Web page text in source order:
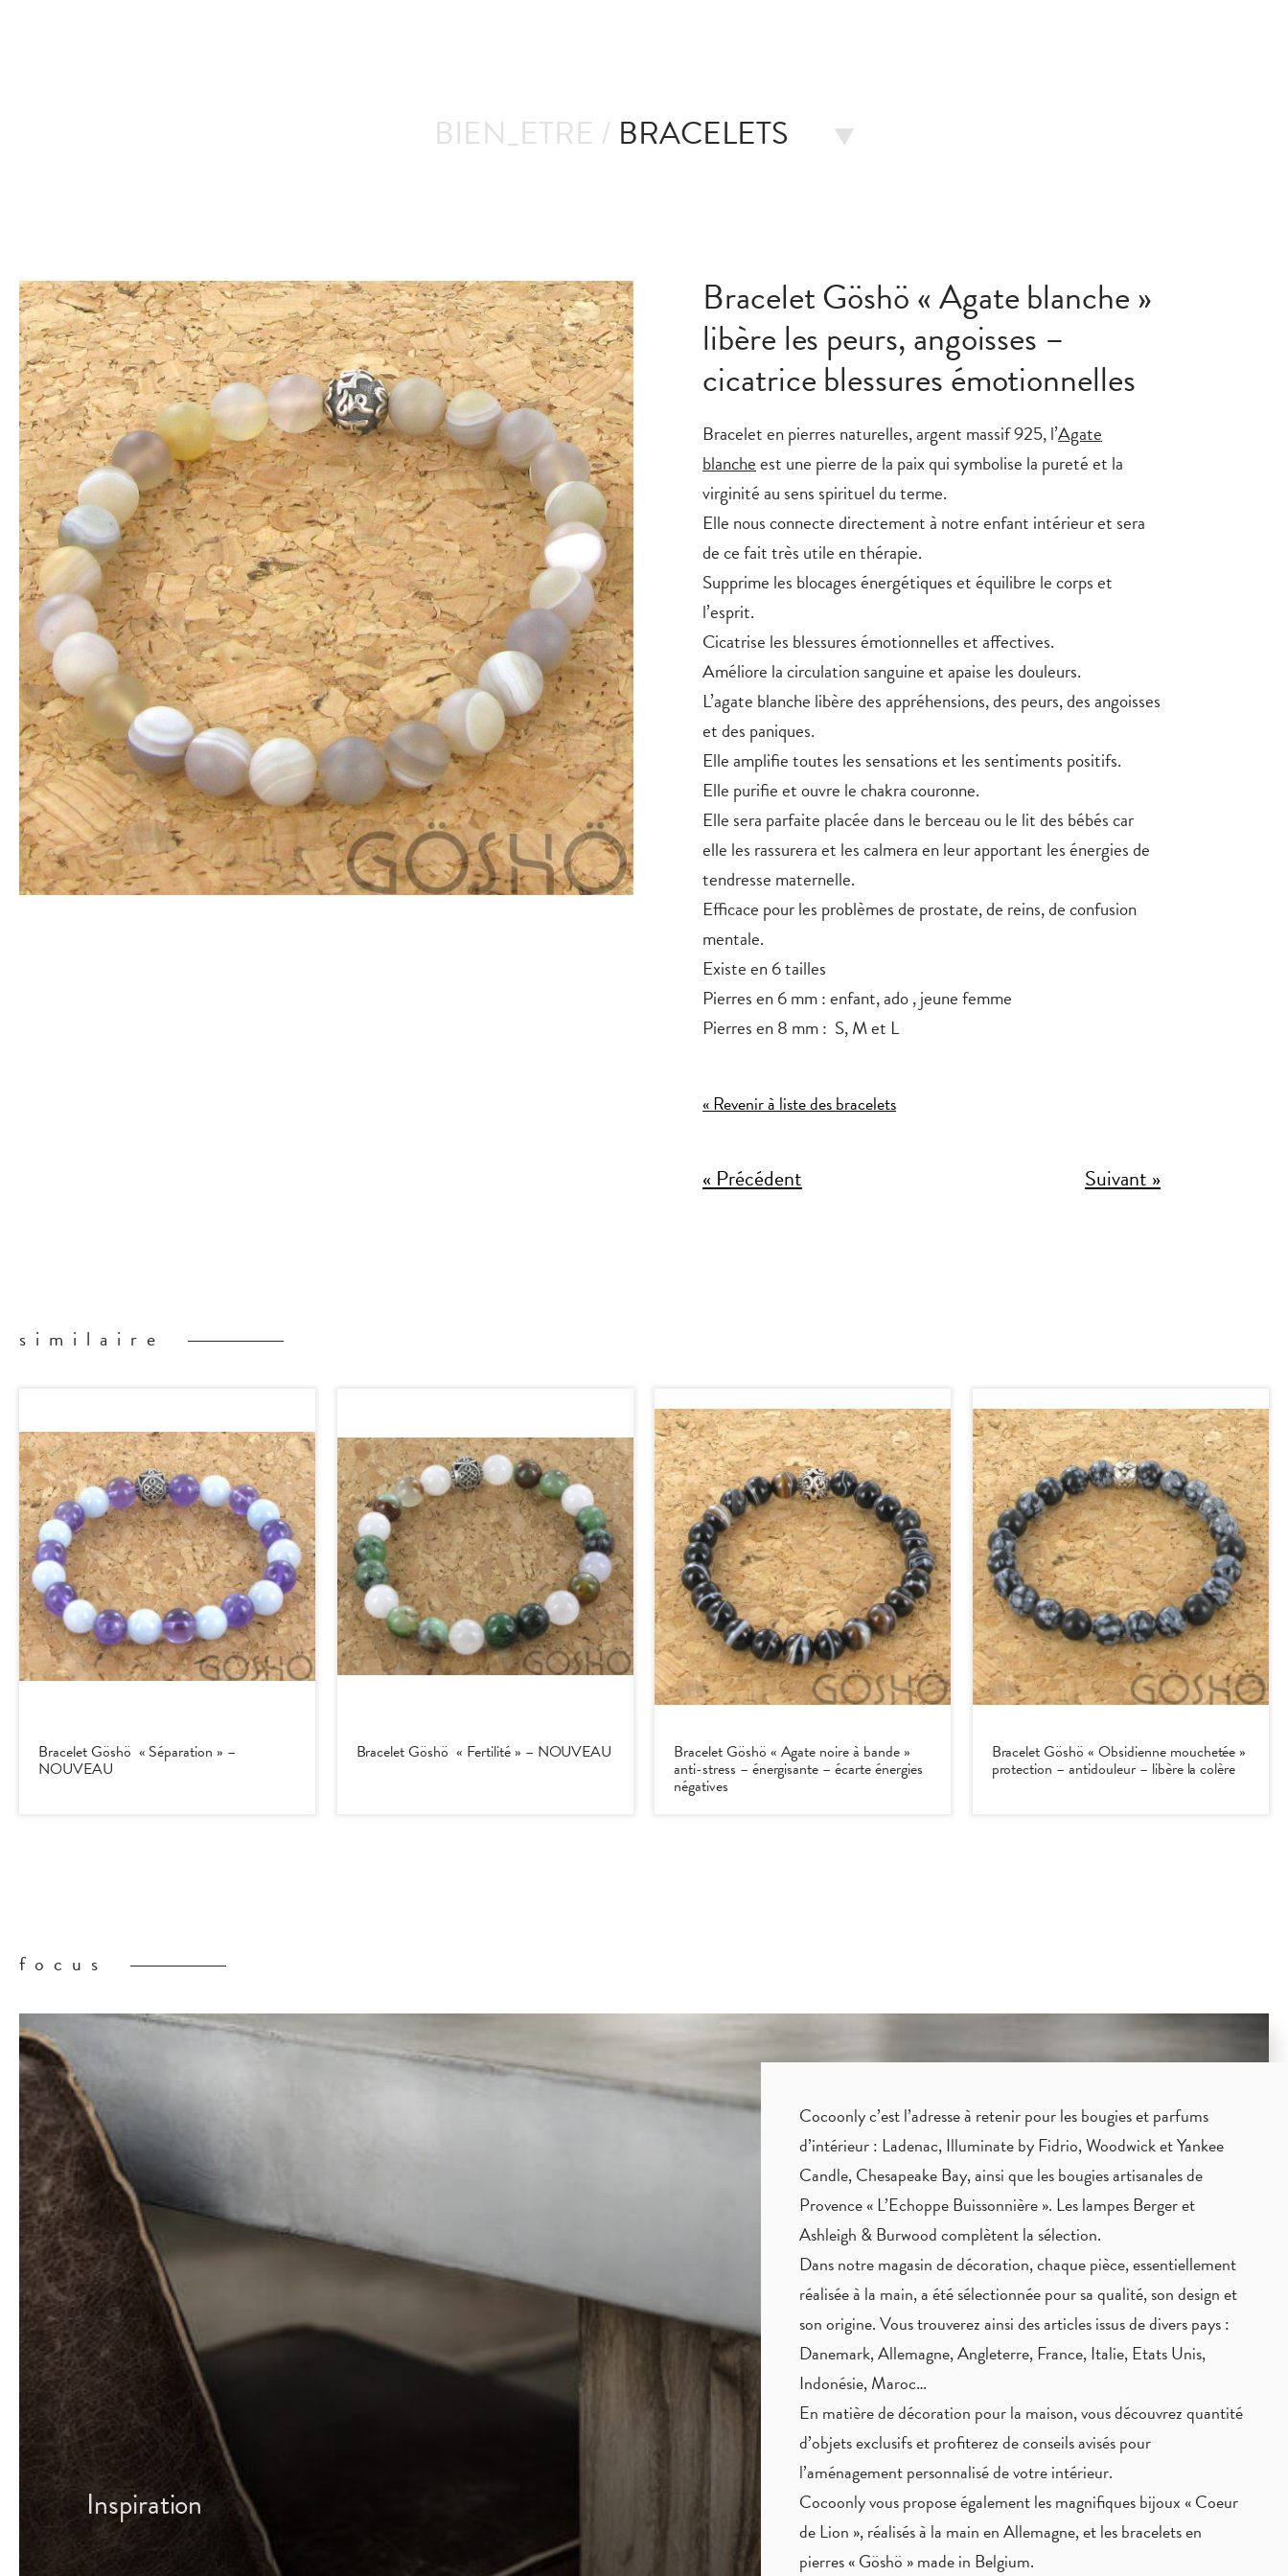
BIEN_ETRE / BRACELETS
Bracelet Göshö « Agate blanche »
libère les peurs, angoisses –
cicatrice blessures émotionnelles
Bracelet en pierres naturelles, argent massif 925, l’Agate
blancheest une pierre de la paix qui symbolise la pureté et la
virginité au sens spirituel du terme.
Elle nous connecte directement à notre enfant intérieur et sera
de ce fait très utile en thérapie.
Supprime les blocages énergétiques et équilibre le corps et
l’esprit.
Cicatrise les blessures émotionnelles et affectives.
Améliore la circulation sanguine et apaise les douleurs.
L’agate blanche libère des appréhensions, des peurs, des angoisses
et des paniques.
Elle amplifie toutes les sensations et les sentiments positifs.
Elle purifie et ouvre le chakra couronne.
Elle sera parfaite placée dans le berceau ou le lit des bébés car
elle les rassurera et les calmera en leur apportant les énergies de
tendresse maternelle.
Efficace pour les problèmes de prostate, de reins, de confusion
mentale.
Existe en 6 tailles
Pierres en 6 mm : enfant, ado , jeune femme
Pierres en 8 mm : S, M et L
« Revenir à liste des bracelets
« Précédent Suivant »
similaire
Bracelet Göshö « Séparation » –
NOUVEAU
Bracelet Göshö « Fertilité » – NOUVEAU Bracelet Göshö « Agate noire à bande »
anti-stress – énergisante – écarte énergies
négatives
Bracelet Göshö « Obsidienne mouchetée »
protection – antidouleur – libère la colère
focus
Inspiration
Cocoonly c’est l’adresse à retenir pour les bougies et parfums
d’intérieur : Ladenac, Illuminate by Fidrio, Woodwick et Yankee
Candle, Chesapeake Bay, ainsi que les bougies artisanales de
Provence « L’Echoppe Buissonnière ». Les lampes Berger et
Ashleigh & Burwood complètent la sélection.
Dans notre magasin de décoration, chaque pièce,essentiellement
réalisée à la main, a été sélectionnée pour sa qualité, son design et
son origine. Vous trouverez ainsi des articles issus de divers pays :
Danemark, Allemagne, Angleterre, France, Italie, Etats Unis,
Indonésie, Maroc…
En matière de décoration pour la maison, vous découvrez quantité
d’objets exclusifset profiterez deconseils aviséspour
l’aménagement personnalisé de votre intérieur.
Cocoonly vous propose également les magnifiques bijoux « Coeur
de Lion », réalisés à la main en Allemagne, et les bracelets en
pierres « Göshö » made in Belgium.